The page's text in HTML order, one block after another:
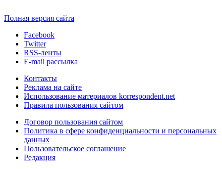
Полная версия сайта
Facebook
Twitter
RSS-ленты
E-mail рассылка
Контакты
Реклама на сайте
Использование материалов korrespondent.net
Правила пользования сайтом
Договор пользования сайтом
Политика в сфере конфиденциальности и персональных
данных
Пользовательское соглашение
Редакция